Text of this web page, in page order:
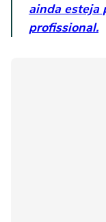
ainda esteja
profissional.